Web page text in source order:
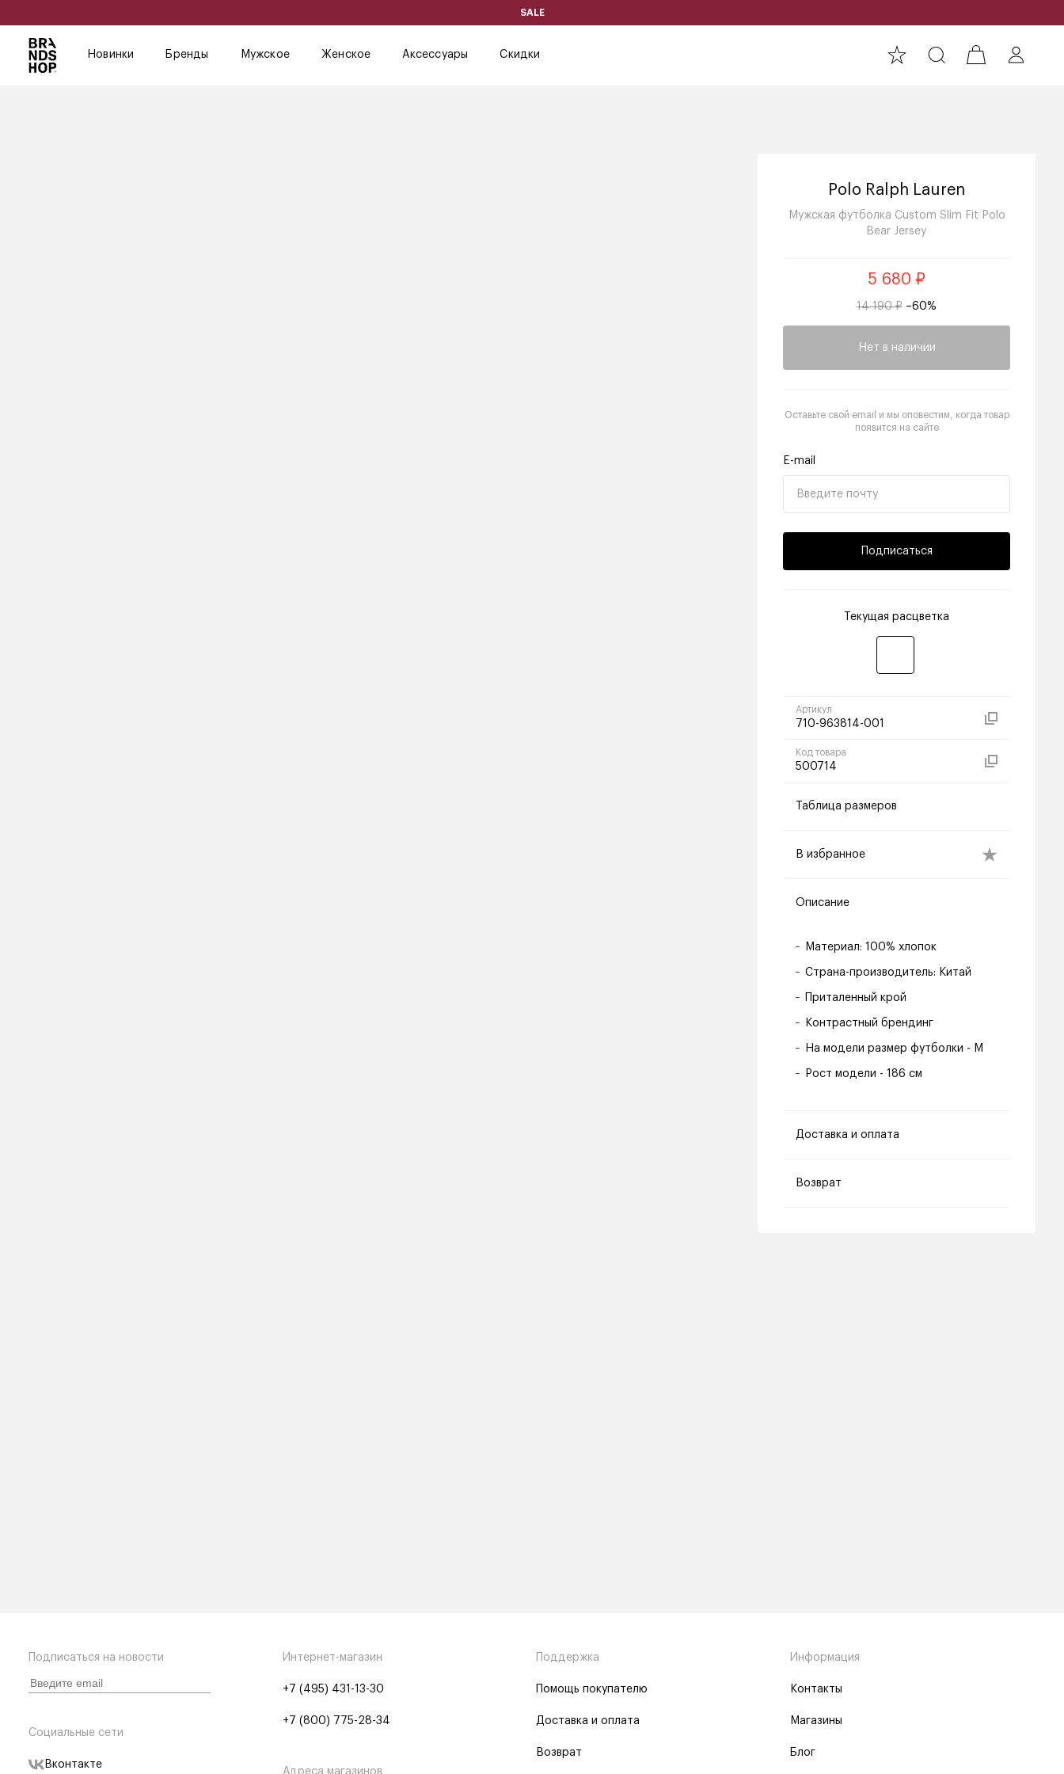
SALE
Новинки Бренды Мужское Женское Аксессуары Скидки
Polo Ralph Lauren
Мужская футболка Custom Slim Fit Polo
Bear Jersey
5 680 ₽
14 190 ₽ –60%
Нет в наличии
Оставьте свой email и мы оповестим, когда товар
появится на сайте
E-mail
Подписаться
Текущая расцветка
Артикул
710-963814-001
Код товара
500714
Таблица размеров
В избранное
Описание
Материал: 100% хлопок
Страна-производитель: Китай
Приталенный крой
Контрастный брендинг
На модели размер футболки - M
Рост модели - 186 см
Доставка и оплата
Возврат
Подписаться на новости
Социальные сети
Вконтакте
Интернет-магазин
+7 (495) 431-13-30
+7 (800) 775-28-34
Адреса магазинов
Поддержка
Помощь покупателю
Доставка и оплата
Возврат
Информация
Контакты
Магазины
Блог